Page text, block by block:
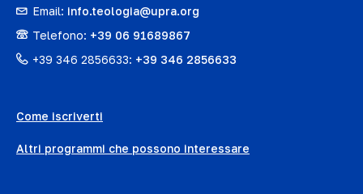
Email: info.teologia@upra.org
Telefono: +39 06 91689867
+39 346 2856633: +39 346 2856633
Come iscriverti
Altri programmi che possono interessare